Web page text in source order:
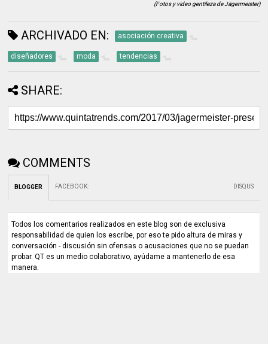
(Fotos y video gentileza de Jägermeister)
ARCHIVADO EN: asociación creativa
diseñadores moda tendencias
SHARE:
COMMENTS
BLOGGER FACEBOOK: DISQUS
Todos los comentarios realizados en este blog son de exclusiva
responsabilidad de quien los escribe, por eso te pido altura de miras y
conversación - discusión sin ofensas o acusaciones que no se puedan
probar. QT es un medio colaborativo, ayúdame a mantenerlo de esa
manera.